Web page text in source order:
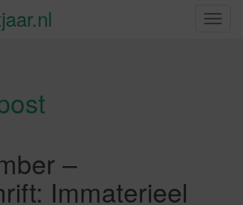
S
–
Immaterieel